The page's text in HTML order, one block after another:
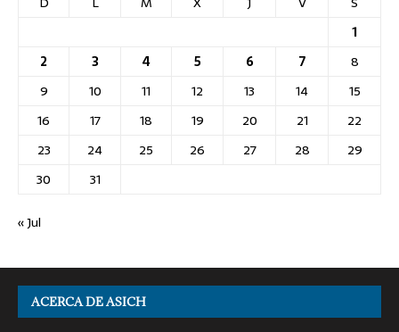
1
2
3 4 5 6 7
8
9
10 11 12 13 14
15
16
17 18 19 20 21
22
23
24 25 26 27 28
29
30
31
« Jul
ACERCA DE ASICH